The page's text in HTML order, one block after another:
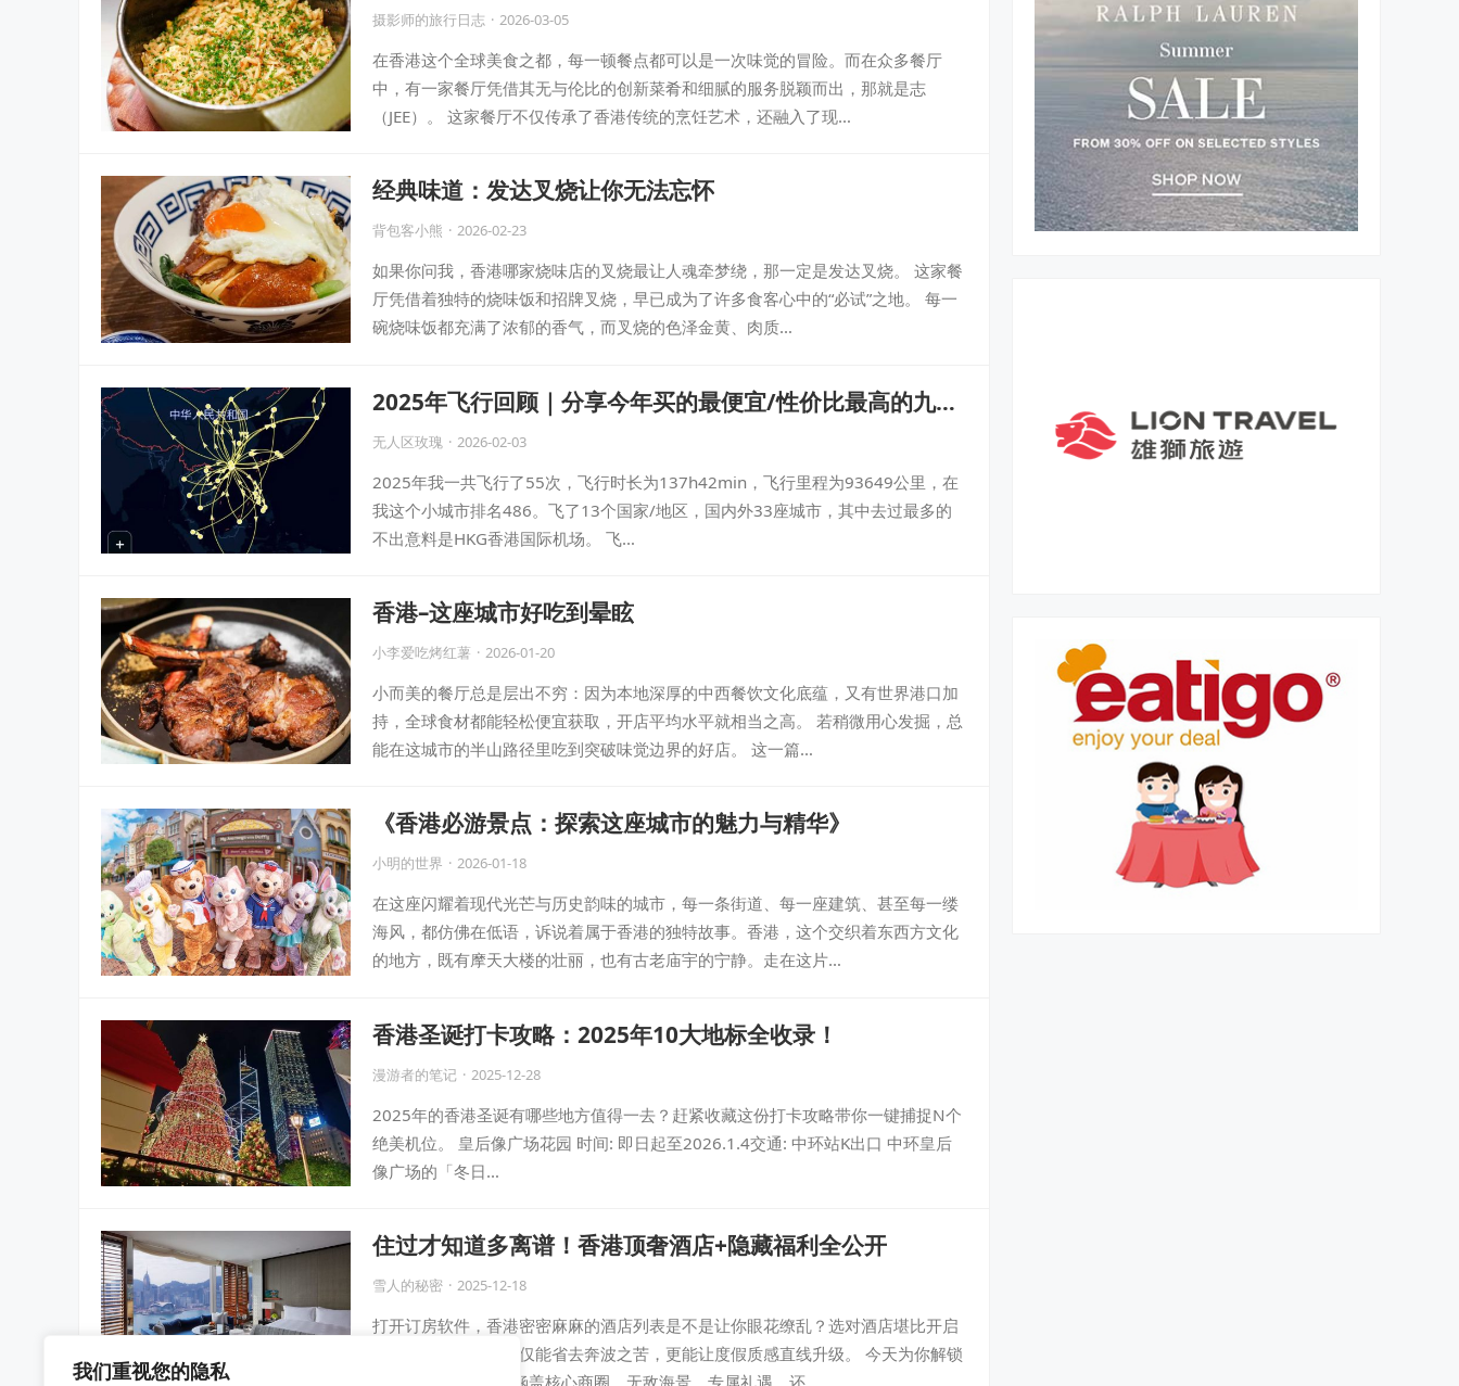
我们重视您的隐私
摄影师的旅行日志 · 2026-03-05
在香港这个全球美食之都，每一顿餐点都可以是一次味觉的冒险。而在众多餐厅
中，有一家餐厅凭借其无与伦比的创新菜肴和细腻的服务脱颖而出，那就是志
（JEE）。 这家餐厅不仅传承了香港传统的烹饪艺术，还融入了现…
经典味道：发达叉烧让你无法忘怀
背包客小熊 · 2026-02-23
如果你问我，香港哪家烧味店的叉烧最让人魂牵梦绕，那一定是发达叉烧。 这家餐
厅凭借着独特的烧味饭和招牌叉烧，早已成为了许多食客心中的“必试”之地。 每一
碗烧味饭都充满了浓郁的香气，而叉烧的色泽金黄、肉质…
2025年飞行回顾｜分享今年买的最便宜/性价比最高的九套
机票
无人区玫瑰 · 2026-02-03
2025年我一共飞行了55次，飞行时长为137h42min，飞行里程为93649公里，在
我这个小城市排名486。飞了13个国家/地区，国内外33座城市，其中去过最多的
不出意料是HKG香港国际机场。 飞…
香港–这座城市好吃到晕眩
小李爱吃烤红薯 · 2026-01-20
小而美的餐厅总是层出不穷：因为本地深厚的中西餐饮文化底蕴，又有世界港口加
持，全球食材都能轻松便宜获取，开店平均水平就相当之高。 若稍微用心发掘，总
能在这城市的半山路径里吃到突破味觉边界的好店。 这一篇…
《香港必游景点：探索这座城市的魅力与精华》
小明的世界 · 2026-01-18
在这座闪耀着现代光芒与历史韵味的城市，每一条街道、每一座建筑、甚至每一缕
海风，都仿佛在低语，诉说着属于香港的独特故事。香港，这个交织着东西方文化
的地方，既有摩天大楼的壮丽，也有古老庙宇的宁静。走在这片…
香港圣诞打卡攻略：2025年10大地标全收录！
漫游者的笔记 · 2025-12-28
2025年的香港圣诞有哪些地方值得一去？赶紧收藏这份打卡攻略带你一键捕捉N个
绝美机位。 皇后像广场花园 时间: 即日起至2026.1.4交通: 中环站K出口 中环皇后
像广场的「冬日…
住过才知道多离谱！香港顶奢酒店+隐藏福利全公开
雪人的秘密 · 2025-12-18
打开订房软件，香港密密麻麻的酒店列表是不是让你眼花缭乱？选对酒店堪比开启
完美旅程的钥匙，不仅能省去奔波之苦，更能让度假质感直线升级。 今天为你解锁
9家宝藏豪华酒店，涵盖核心商圈、无敌海景、专属礼遇，还…